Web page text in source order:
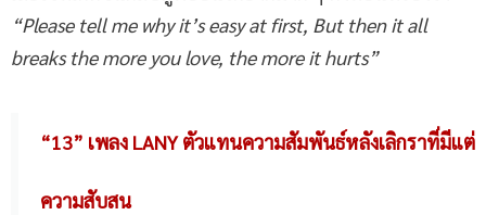
“Please tell me why it’s easy at first, But then it all
breaks the more you love, the more it hurts”
“13” เพลง LANY ตัวแทนความสัมพันธ์หลังเลิกราที่มีแต่
ความสับสน